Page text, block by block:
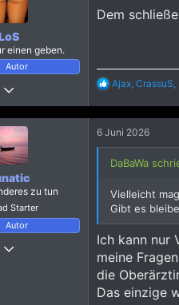
Saarland
o
:
einen geben.
21 Oktober 2008
24.917
Flinger Broich
Dem
R
a
k
t
i
o
n
:
Ajax, CrassuS,
zu tun
Starter
6 Juni 2026
DaBaWa
Vielleicht
Gibt es
Ich kann nur
meine
die
Das einzige